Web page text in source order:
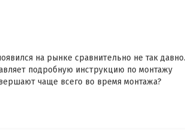
на рынке сравнительно не так давно.
подробную инструкцию по монтажу
чаще всего во время монтажа?